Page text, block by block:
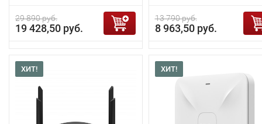
29 890 руб.
19 428,50 руб.
13 790 руб.
8 963,50 руб.
ХИТ! ХИТ!